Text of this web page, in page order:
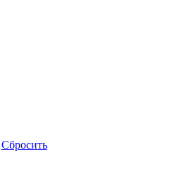
Сбросить